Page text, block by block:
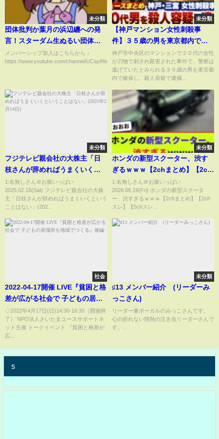
未分類
団体批判か葉月の浜辺纏への発
言！スターダム生ぬるい団体に
なるよ！期待の新人に辛辣な言
葉！スターダム【STARDOM】
メンバーシップ加入はこちらから ↓
https://www.youtube.com/channel/UCay8WSrC1qpZI__zIT-...
未分類
【神戸マンション女性刺殺事
件】３５歳の男を東京都内で確
保し殺人容疑で逮捕 神戸市内
の警察署に移送し調べる方針
【まとめニュース】
神戸市中央区のマンションで２０代の女性
が刃物で刺され殺害された事件で、警察は
逃げていたとみられる３５歳の男を東京都
内で確保し、殺人容疑で逮捕...
未分類
フジテレビ親会社の大株主「日
枝さんが辞めればうまくいくと
いうことはない」(2025年2月14
日)
1:名無しさん＠お腹いっぱい
2025.02.15(Sat) フジテレビ親会社の大株
主「日枝さんが辞めればうまくいくという
ことはない」(202...
未分類
ホンダの新型スクーター、渋す
ぎるｗｗｗ【2chまとめ】【2ch
スレ】【5chスレ】
1:名無しさん＠お腹いっぱい
2026.06.19(Fri) ホンダの新型スクータ
ー、渋すぎるｗｗｗ【2chまとめ】【2ch
スレ】【5chスレ...
社会
2022-04-17開催 LIVE『貧困と格
差が広がる社会で 子どもの居場
所を地域でつくる』後編
◇2022年4月17日(日)14:30-16:30（開催終
了） NPO法人さいたまユースサポートネ
ット主催 トークイベント 『貧困と格差が
広...
未分類
♯13 メンバー紹介 (リーダーみ
っこさん)
リーダー兼ボーカルのみっこさんです。
心の折れない情熱の泣き虫リーダーさんで
す。...
s